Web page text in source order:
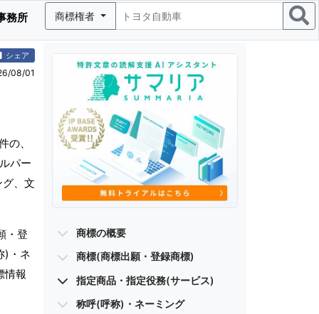
務所 商標権者
シェア
08/01
の、
パー
、文
・登
)・ネ
情報
商標の概要
商標(商標出願・登録商標)
指定商品・指定役務(サービス)
称呼(呼称)・ネーミング